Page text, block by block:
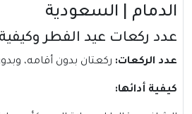
الدمام | السعودية
عدد ركعات عيد الفطر وكيفية
عدد الركعات: ركعتان بدون أقامه،
كيفية أدائها: